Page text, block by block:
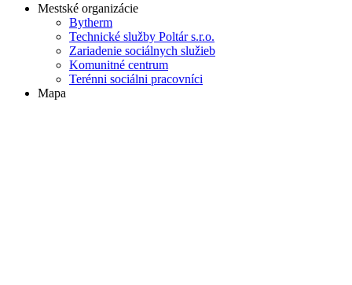
Mestské organizácie
Bytherm
Technické služby Poltár s.r.o.
Zariadenie sociálnych služieb
Komunitné centrum
Terénni sociálni pracovníci
Mapa